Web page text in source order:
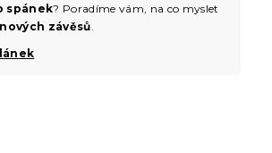
spánek? Poradíme vám, na co myslet
nových závěsů